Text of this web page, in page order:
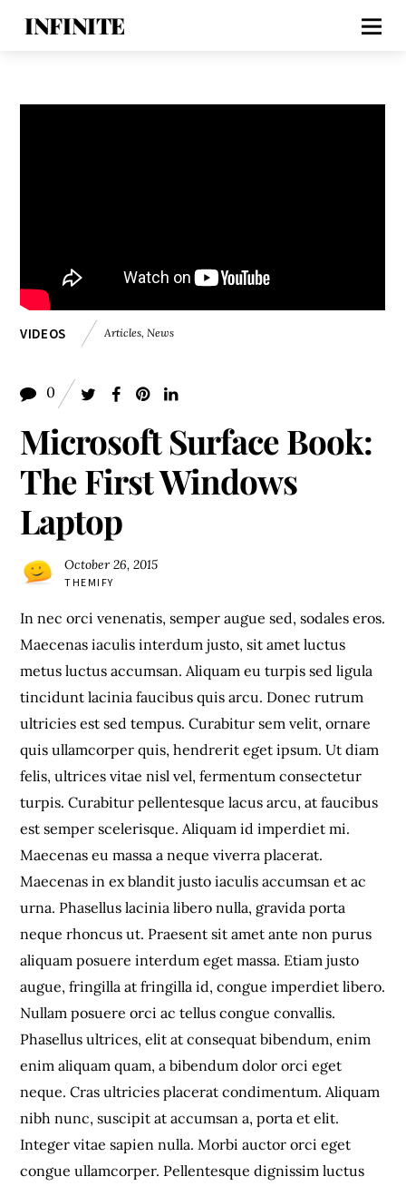
INFINITE
VIDEOS Articles, News
0
Microsoft Surface Book:
The First Windows
Laptop
October 26, 2015
THEMIFY
In nec orci venenatis, semper augue sed, sodales eros.
Maecenas iaculis interdum justo, sit amet luctus
metus luctus accumsan. Aliquam eu turpis sed ligula
tincidunt lacinia faucibus quis arcu. Donec rutrum
ultricies est sed tempus. Curabitur sem velit, ornare
quis ullamcorper quis, hendrerit eget ipsum. Ut diam
felis, ultrices vitae nisl vel, fermentum consectetur
turpis. Curabitur pellentesque lacus arcu, at faucibus
est semper scelerisque. Aliquam id imperdiet mi.
Maecenas eu massa a neque viverra placerat.
Maecenas in ex blandit justo iaculis accumsan et ac
urna. Phasellus lacinia libero nulla, gravida porta
neque rhoncus ut. Praesent sit amet ante non purus
aliquam posuere interdum eget massa. Etiam justo
augue, fringilla at fringilla id, congue imperdiet libero.
Nullam posuere orci ac tellus congue convallis.
Phasellus ultrices, elit at consequat bibendum, enim
enim aliquam quam, a bibendum dolor orci eget
neque. Cras ultricies placerat condimentum. Aliquam
nibh nunc, suscipit at accumsan a, porta et elit.
Integer vitae sapien nulla. Morbi auctor orci eget
congue ullamcorper. Pellentesque dignissim luctus